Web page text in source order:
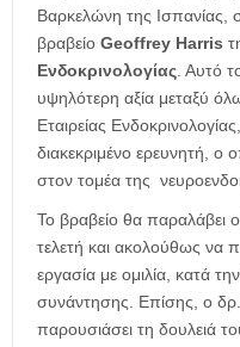
Βαρκελώνη της Ισπανίας,
βραβείο Geoffrey Harris
Ενδοκρινολογίας. Αυτό
υψηλότερη αξία μεταξύ
Εταιρείας
διακεκριμένο ερευνητή, ο
στον τομέα της
Το βραβείο θα παραλάβει
τελετή και ακολούθως να
εργασία με ομιλία, κατά
συνάντησης. Επίσης, ο
παρουσιάσει τη δουλειά